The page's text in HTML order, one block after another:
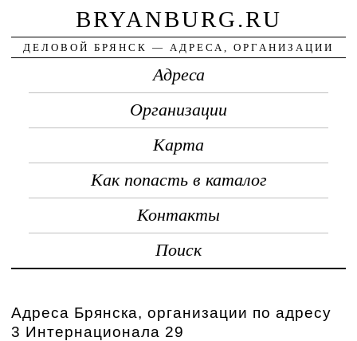
BRYANBURG.RU
ДЕЛОВОЙ БРЯНСК — АДРЕСА, ОРГАНИЗАЦИИ
Адреса
Организации
Карта
Как попасть в каталог
Контакты
Поиск
Адреса Брянска, организации по адресу
3 Интернационала 29